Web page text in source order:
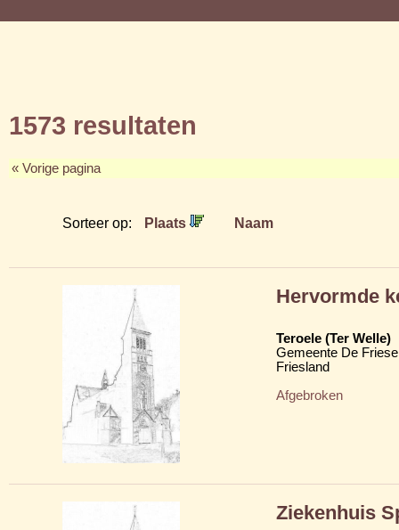
1573 resultaten
« Vorige pagina
Sorteer op: Plaats Naam
Hervormde
Teroele (Ter Welle)
Gemeente De
Friesland
Afgebroken
Ziekenhuis